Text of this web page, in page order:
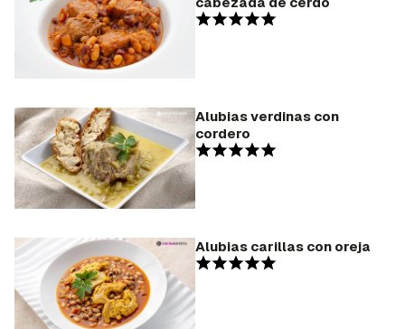
Alubias verdinas con
cordero
Alubias carillas con oreja